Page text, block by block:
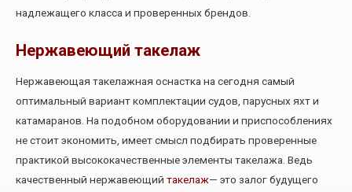
надлежащего класса и проверенных брендов.
Нержавеющий такелаж
Нержавеющая такелажная оснастка на сегодня самый
оптимальный вариант комплектации судов, парусных яхт и
катамаранов. На подобном оборудовании и приспособлениях
не стоит экономить, имеет смысл подбирать проверенные
практикой высококачественные элементы такелажа. Ведь
качественный нержавеющий такелаж— это залог будущего